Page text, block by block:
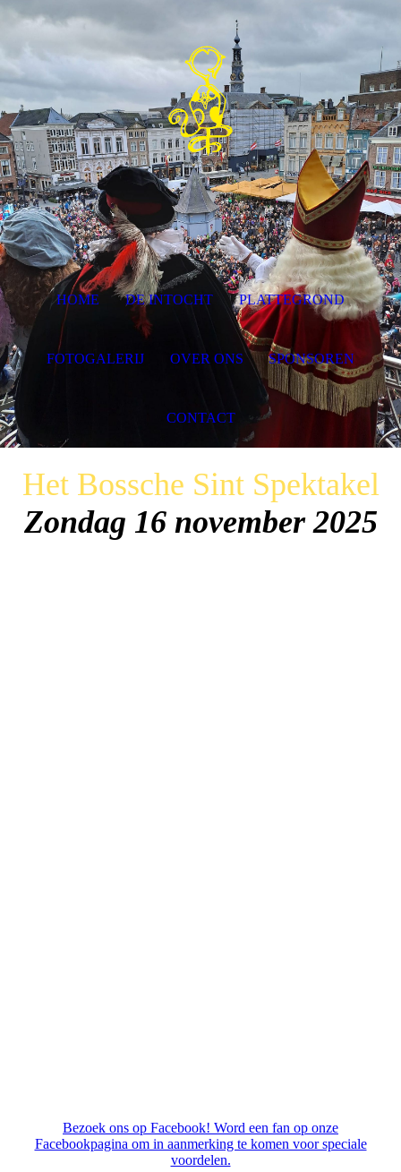
Het Bossche Sint Spektakel
Zondag 16 november 2025
Bezoek ons op Facebook! Word een fan op onze
Facebookpagina om in aanmerking te komen voor speciale
voordelen.
HOME DE INTOCHT PLATTEGROND
FOTOGALERIJ OVER ONS SPONSOREN
CONTACT